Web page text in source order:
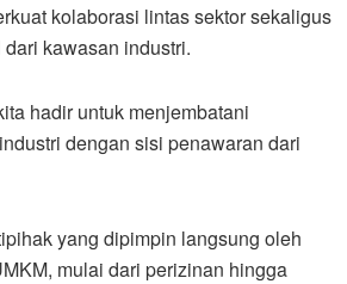
kolaborasi lintas sektor sekaligus
kawasan industri.
hadir untuk menjembatani
dengan sisi penawaran dari
yang dipimpin langsung oleh
mulai dari perizinan hingga